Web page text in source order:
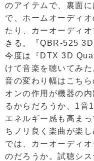
のアイテムで、裏面
で、ホームオーディ
たり、カーオーディ
きる。『QBR-525
今度は『DTX 3D
けて音楽を聴いてみた
音の変わり幅はこち
オンの作用が機器の
るからだろうか、1音
エネルギー感も高ま
ちノリ良く楽曲が楽し
では、カーオーディ
のだろうか。試聴シ